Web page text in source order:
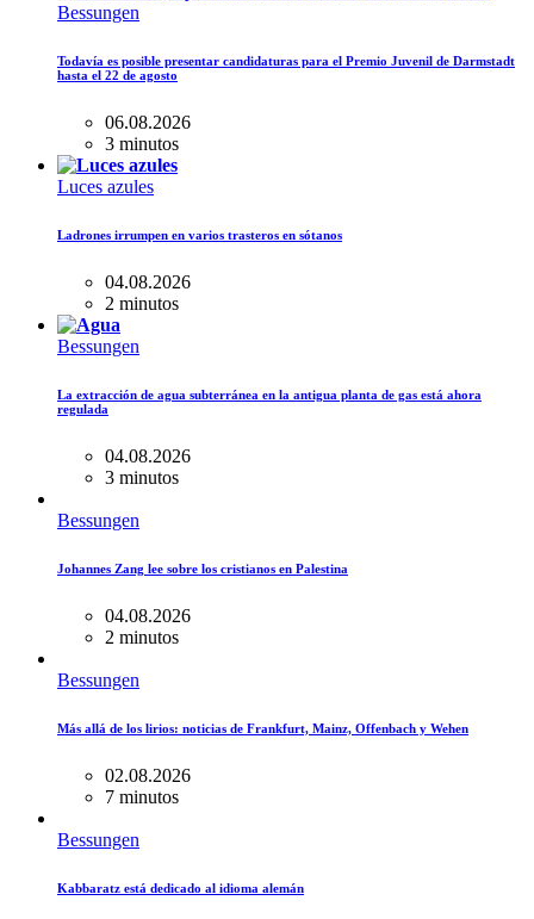
Bessungen
Todavía es posible presentar candidaturas para el Premio Juvenil de Darmstadt
hasta el 22 de agosto
06.08.2026
3 minutos
Luces azules
Ladrones irrumpen en varios trasteros en sótanos
04.08.2026
2 minutos
Bessungen
La extracción de agua subterránea en la antigua planta de gas está ahora
regulada
04.08.2026
3 minutos
Bessungen
Johannes Zang lee sobre los cristianos en Palestina
04.08.2026
2 minutos
Bessungen
Más allá de los lirios: noticias de Frankfurt, Mainz, Offenbach y Wehen
02.08.2026
7 minutos
Bessungen
Kabbaratz está dedicado al idioma alemán